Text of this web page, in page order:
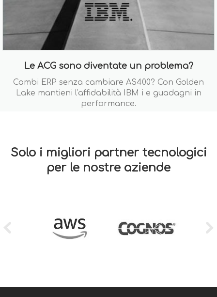
Le ACG sono diventate un problema?
Cambi ERP senza cambiare AS400? Con Golden
Lake mantieni l'affidabilità IBM i e guadagni in
performance.
Solo i migliori partner tecnologici
per le nostre aziende